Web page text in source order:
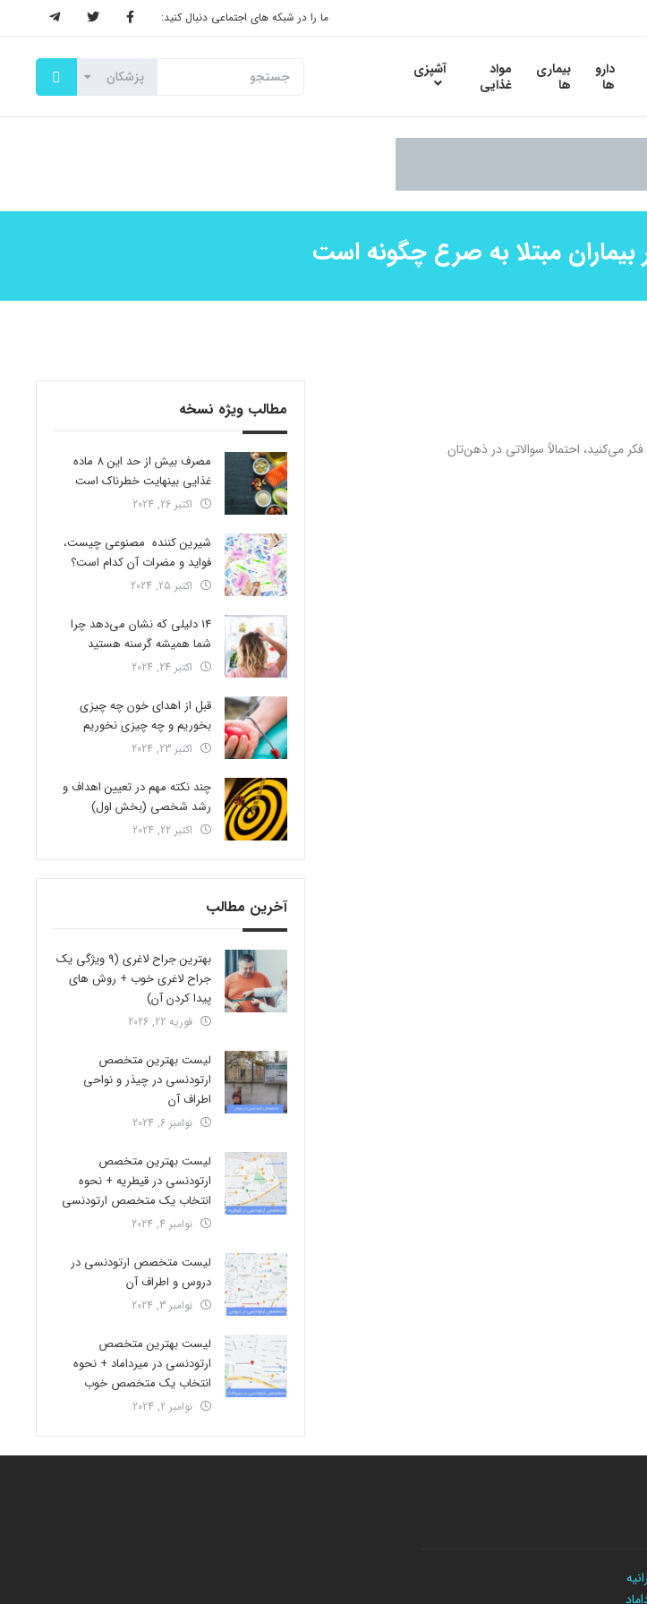
ما را در شبکه های اجتماعی دنبال کنید:
دارو
ها
بیماری
ها
مواد
غذایی
آشپزی
بیماران مبتلا به صرع چگونه است
می‌کنید، احتمالاً سوالاتی در ذهن‌تان
مطالب ویژه نسخه
مصرف بیش از حد این 8 ماده
غذایی بینهایت خطرناک است
اکتبر 26, 2024
شیرین کننده مصنوعی چیست،
فواید و مضرات آن کدام است؟
اکتبر 25, 2024
14 دلیلی که نشان می‌دهد چرا
شما همیشه گرسنه هستید
اکتبر 24, 2024
قبل از اهدای خون چه چیزی
بخوریم و چه چیزی نخوریم
اکتبر 23, 2024
چند نکته مهم در تعیین اهداف و
رشد شخصی (بخش اول)
اکتبر 22, 2024
آخرین مطالب
بهترین جراح لاغری (9 ویژگی یک
جراح لاغری خوب + روش های
پیدا کردن آن)
فوریه 22, 2026
لیست بهترین متخصص
ارتودنسی در چیذر و نواحی
اطراف آن
نوامبر 6, 2024
لیست بهترین متخصص
ارتودنسی در قیطریه + نحوه
انتخاب یک متخصص ارتودنسی
نوامبر 4, 2024
لیست متخصص ارتودنسی در
دروس و اطراف آن
نوامبر 3, 2024
لیست بهترین متخصص
ارتودنسی در میرداماد + نحوه
انتخاب یک متخصص خوب
نوامبر 2, 2024